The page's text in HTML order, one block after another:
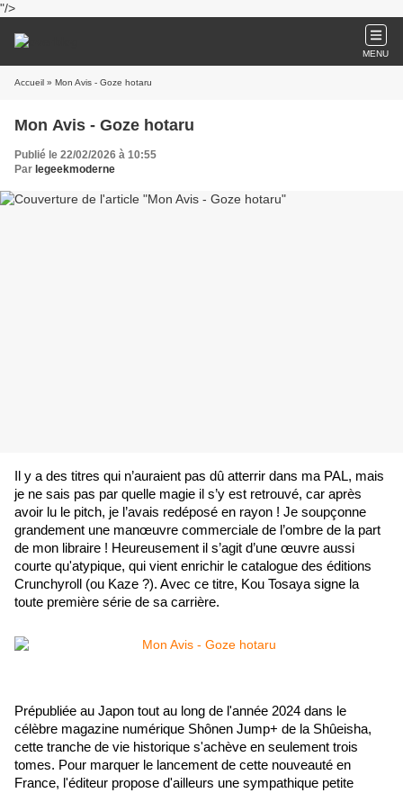
"/>
MENU
Accueil » Mon Avis - Goze hotaru
Mon Avis - Goze hotaru
Publié le 22/02/2026 à 10:55
Par legeekmoderne
Il y a des titres qui n’auraient pas dû atterrir dans ma PAL, mais
je ne sais pas par quelle magie il s’y est retrouvé, car après
avoir lu le pitch, je l’avais redéposé en rayon ! Je soupçonne
grandement une manœuvre commerciale de l’ombre de la part
de mon libraire ! Heureusement il s’agit d’une œuvre aussi
courte qu'atypique, qui vient enrichir le catalogue des éditions
Crunchyroll (ou Kaze ?). Avec ce titre, Kou Tosaya signe la
toute première série de sa carrière.
Prépubliée au Japon tout au long de l'année 2024 dans le
célèbre magazine numérique Shônen Jump+ de la Shûeisha,
cette tranche de vie historique s'achève en seulement trois
tomes. Pour marquer le lancement de cette nouveauté en
France, l'éditeur propose d'ailleurs une sympathique petite